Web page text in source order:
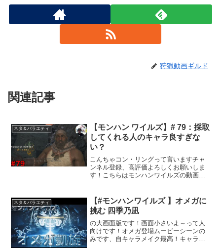
狩猟動画ギルド
関連記事
ネタ＆バラエティ
【モンハン ワイルズ】# 79：採取
してくれる人のキャラ良すぎな
い？
こんちゃコン・リングって言いますチャ
ンネル登録、高評価よろしくお願いしま
す！こちらはモンハンワイルズの動画で
ネタ＆バラエティ
【#モンハンワイルズ 】オメガに
挑む 四季乃凪
の大画面版です！画面小さいよ～って人
向けです！オメガ登場ムービーシーンの
みです、自キャラメイク最高！キャラメ